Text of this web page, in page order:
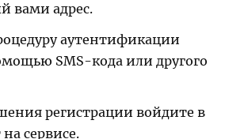
вами адрес.
аутентификации
SMS-кода или другого
регистрации войдите в
сервисе.